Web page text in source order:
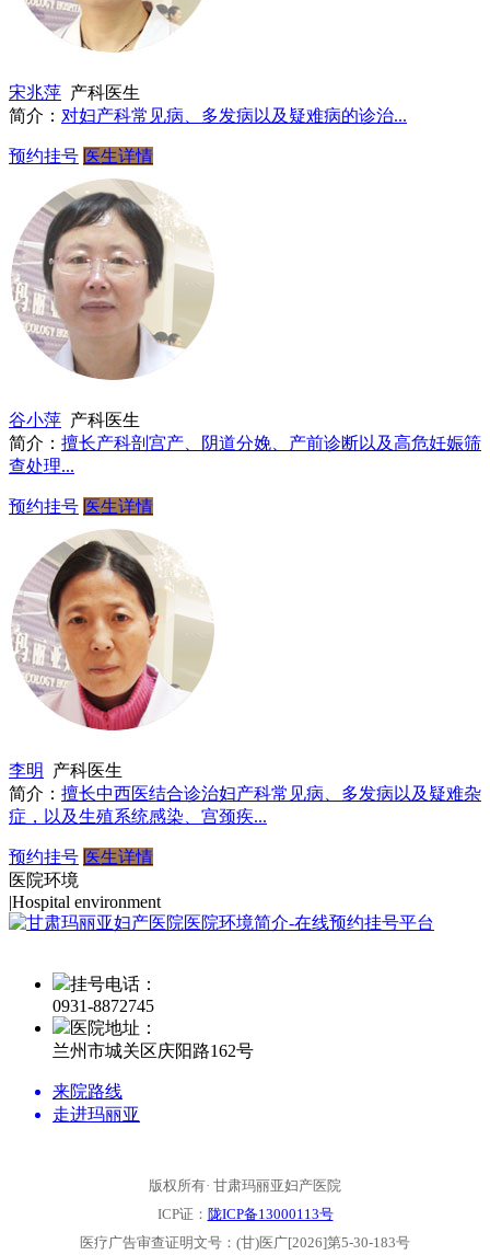
宋兆萍 产科医生
简介： 对妇产科常见病、多发病以及疑难病的诊治...
预约挂号 医生详情
谷小萍 产科医生
简介： 擅长产科剖宫产、阴道分娩、产前诊断以及高危妊娠筛
查处理...
预约挂号 医生详情
李明
产科医生
简介： 擅长中西医结合诊治妇产科常见病、多发病以及疑难杂
症，以及生殖系统感染、宫颈疾...
预约挂号 医生详情
医院环境
|Hospital environment
挂号电话：
0931-8872745
医院地址：
兰州市城关区庆阳路162号
来院路线
走进玛丽亚
版权所有· 甘肃玛丽亚妇产医院
ICP证： 陇ICP备13000113号
医疗广告审查证明文号：(甘)医广[2026]第5-30-183号